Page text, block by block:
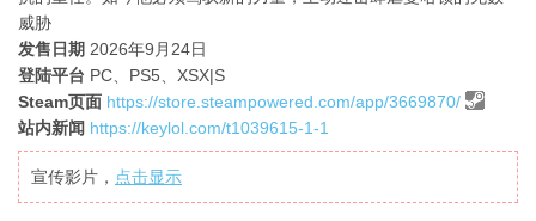
威胁
发售日期 2026年9月24日
登陆平台 PC、PS5、XSX|S
Steam页面 https://store.steampowered.com/app/3669870/
站内新闻 https://keylol.com/t1039615-1-1
宣传影片， 点击显示